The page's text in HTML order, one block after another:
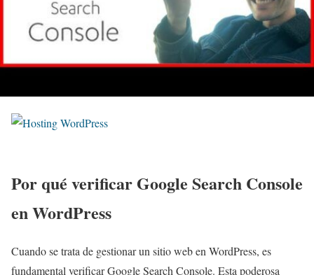
Por qué verificar Google Search Console
en WordPress
Cuando se trata de gestionar un sitio web en WordPress, es
fundamental verificar Google Search Console. Esta poderosa